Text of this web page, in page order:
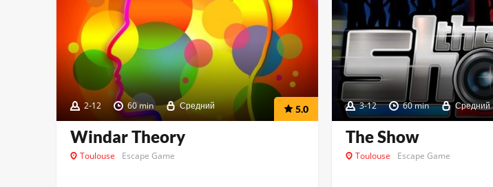
2-12 60 min Средний 5.0
Windar Theory
Toulouse Escape Game
3-12 60 min Средний
The Show
Toulouse Escape Game